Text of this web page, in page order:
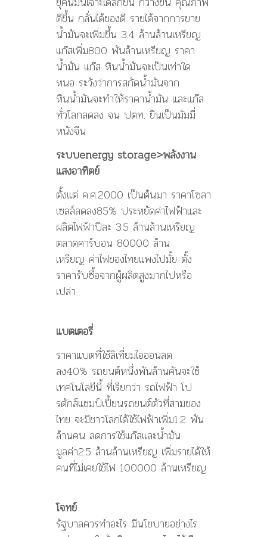
ดีขึ้น กลั่นได้ของดี รายได้จากการขาย
น้ำมันจะเพิ่มขึ้น 3.4 ล้านล้านเหรียญ
แก๊สเพิ่ม800 พันล้านเหรียญ ราคา
น้ำมัน แก๊ส หินน้ำมันจะเป็นเท่าใด
หนอ ระวังว่าการสกัดน้ำมันจาก
หินน้ำมันจะทำให้ราคาน้ำมัน และแก๊ส
ทั่วโลกลดลง จน ปตท. ยืนเป็นมัมมี่
หนังจีน
ระบบenergy storage>พลังงาน
แสงอาทิตย์
ตั้งแต่ ค.ศ.2000 เป็นต้นมา ราคาโซลา
เซลล์ลดลง85% ประหยัดค่าไฟฟ้าและ
ผลิตไฟฟ้าปีละ 3.5 ล้านล้านเหรียญ
ตลาดคาร์บอน 80000 ล้าน
เหรียญ ค่าไฟของไทยแพงไปมั้ย ตั้ง
ราคารับซื้อจากผู้ผลิตสูงมากไปหรือ
เปล่า
แบตเตอรี่
ราคาแบตที่ใช้ลิเที่ยมไอออนลด
ลง40% รถยนต์หนึ่งพันล้านคันจะใช้
เทคโนโลยีนี้ ที่เรียกว่า รถไฟฟ้า โป
รดักส์แชมป์เปี้ยนรถยนต์ตัวที่สามของ
ไทย จะมีชาวโลกได้ใช้ไฟฟ้าเพิ่ม1.2 พัน
ล้านคน ลดการใช้แก๊สและน้ำมัน
มูลค่า2.5 ล้านล้านเหรียญ เพิ่มรายได้ให้
คนที่ไม่เคยใช้ไฟ 100000 ล้านเหรียญ
โจทย์
รัฐบาลควรทำอะไร มีนโยบายอย่างไร